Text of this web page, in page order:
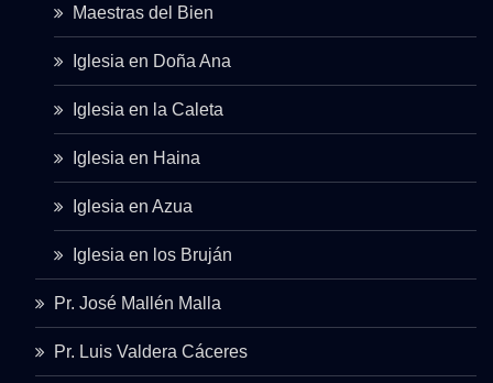
Maestras del Bien
Iglesia en Doña Ana
Iglesia en la Caleta
Iglesia en Haina
Iglesia en Azua
Iglesia en los Bruján
Pr. José Mallén Malla
Pr. Luis Valdera Cáceres